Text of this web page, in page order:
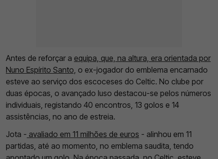
Antes de reforçar a equipa, que, na altura, era orientada por
Nuno Espírito Santo, o ex-jogador do emblema encarnado
esteve ao serviço dos escoceses do Celtic. No clube por
duas épocas, o avançado luso destacou-se pelos números
individuais, registando 40 encontros, 13 golos e 14
assistências, no ano de estreia.
Jota - avaliado em 11 milhões de euros - alinhou em 11
partidas, até ao momento, no emblema saudita, tendo